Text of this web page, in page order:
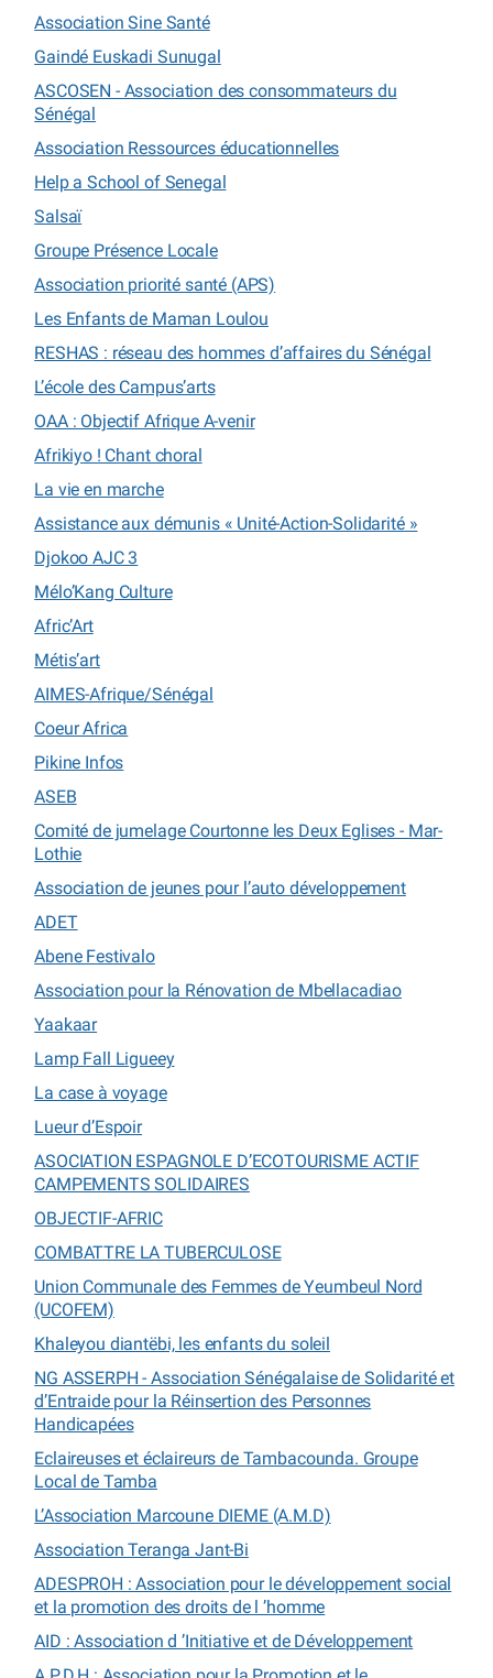
Association Sine Santé
Gaindé Euskadi Sunugal
ASCOSEN - Association des consommateurs du
Sénégal
Association Ressources éducationnelles
Help a School of Senegal
Salsaï
Groupe Présence Locale
Association priorité santé (APS)
Les Enfants de Maman Loulou
RESHAS : réseau des hommes d’affaires du Sénégal
L’école des Campus’arts
OAA : Objectif Afrique A-venir
Afrikiyo ! Chant choral
La vie en marche
Assistance aux démunis « Unité-Action-Solidarité »
Djokoo AJC 3
Mélo’Kang Culture
Afric’Art
Métis’art
AIMES-Afrique/Sénégal
Coeur Africa
Pikine Infos
ASEB
Comité de jumelage Courtonne les Deux Eglises - Mar-
Lothie
Association de jeunes pour l’auto développement
ADET
Abene Festivalo
Association pour la Rénovation de Mbellacadiao
Yaakaar
Lamp Fall Ligueey
La case à voyage
Lueur d’Espoir
ASOCIATION ESPAGNOLE D’ECOTOURISME ACTIF
CAMPEMENTS SOLIDAIRES
OBJECTIF-AFRIC
COMBATTRE LA TUBERCULOSE
Union Communale des Femmes de Yeumbeul Nord
(UCOFEM)
Khaleyou diantëbi, les enfants du soleil
NG ASSERPH - Association Sénégalaise de Solidarité et
d’Entraide pour la Réinsertion des Personnes
Handicapées
Eclaireuses et éclaireurs de Tambacounda. Groupe
Local de Tamba
L’Association Marcoune DIEME (A.M.D)
Association Teranga Jant-Bi
ADESPROH : Association pour le développement social
et la promotion des droits de l ’homme
AID : Association d ’Initiative et de Développement